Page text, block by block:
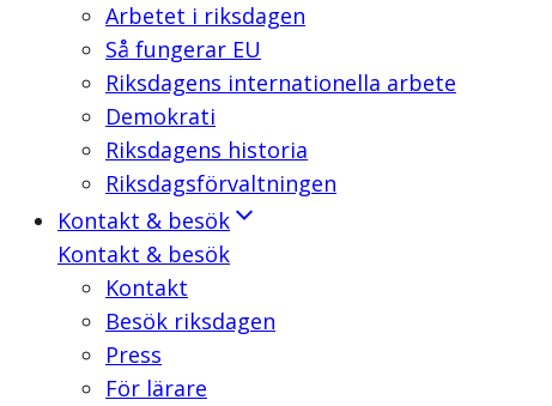
Arbetet i riksdagen
Så fungerar EU
Riksdagens internationella arbete
Demokrati
Riksdagens historia
Riksdagsförvaltningen
Kontakt & besök
Kontakt & besök
Kontakt
Besök riksdagen
Press
För lärare